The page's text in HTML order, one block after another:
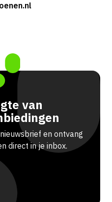
van
en ontvang
direct in je inbox.